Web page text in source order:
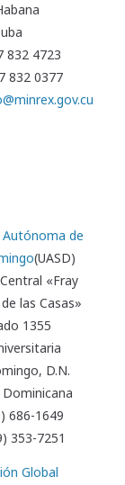
832 4723
832 0377
Autónoma de
(UASD)
«Fray
las Casas»
1355
D.N.
Dominicana
686-1649
353-7251
Global